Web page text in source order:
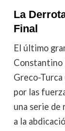
La
Final
El último
Constantino
Greco-
por las
una serie
a la